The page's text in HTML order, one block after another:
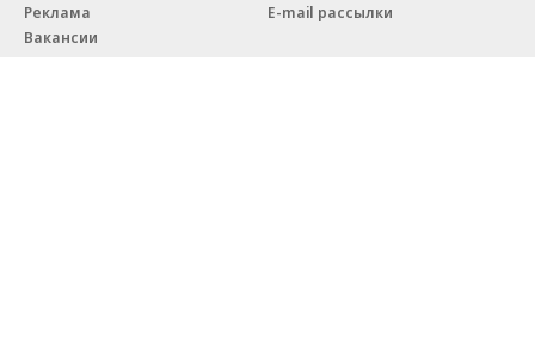
Реклама
Вакансии
E-mail рассылки